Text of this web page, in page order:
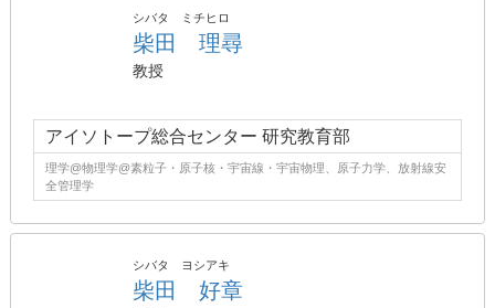
シバタ ミチヒロ
柴田 理尋
教授
アイソトープ総合センター 研究教育部
理学@物理学@素粒子・原子核・宇宙線・宇宙物理、原子力学、放射線安
全管理学
シバタ ヨシアキ
柴田 好章